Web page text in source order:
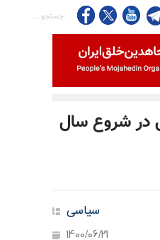
در شروع سال
سیاسی
1400/06/21